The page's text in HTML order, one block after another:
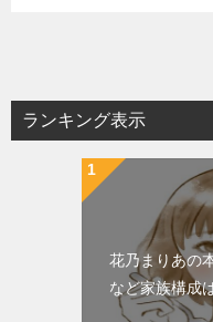
ランキング表示
花乃まりあの
など家族構成